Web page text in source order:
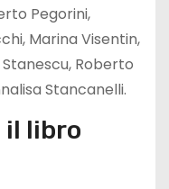
Pegorini,
Marina Visentin,
Roberto
Stancanelli.
il libro